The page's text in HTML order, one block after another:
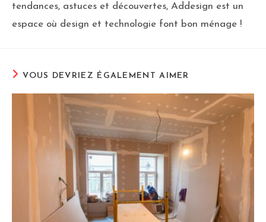
tendances, astuces et découvertes, Addesign est un
espace où design et technologie font bon ménage !
VOUS DEVRIEZ ÉGALEMENT AIMER